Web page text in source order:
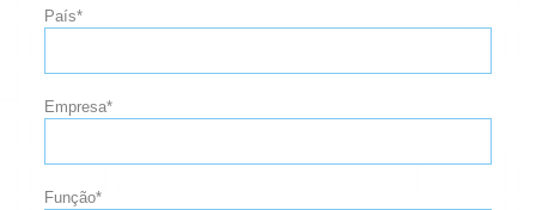
País*
Empresa*
Função*